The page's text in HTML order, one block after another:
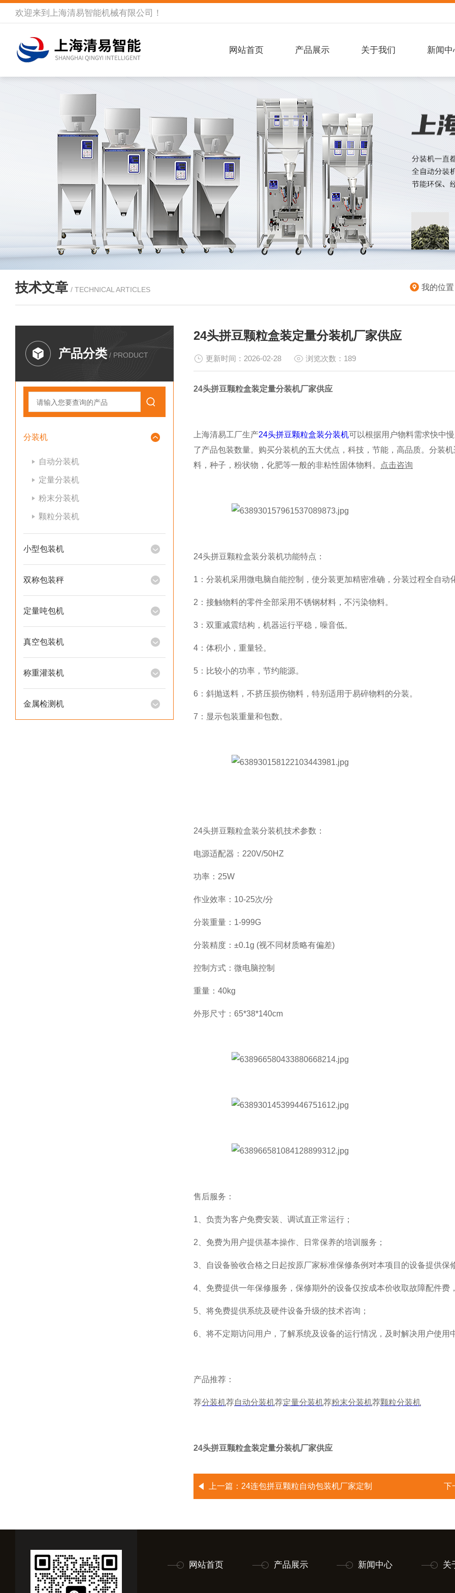
欢迎来到 上海清易智能机械有限公司 ！
网站首页 产品展示 关于我们 新闻中
技术文章 / TECHNICAL ARTICLES 我的位
产品分类 / PRODUCT
分装机
自动分装机
定量分装机
粉末分装机
颗粒分装机
小型包装机
双称包装秤
定量吨包机
真空包装机
称重灌装机
金属检测机
24头拼豆颗粒盒装定量分装机厂家供应
更新时间：2026-02-28 浏览次数：189
24头拼豆颗粒盒装定量分装机厂家供应
上海清易工厂生产24头拼豆颗粒盒装分装机可以根据用户物料需求快中
了产品包装数量。购买分装机的五大优点，科技，节能，高品质。分装
料，种子，粉状物，化肥等一般的非粘性固体物料。
点击咨询
24头拼豆颗粒盒装分装机功能特点：
1：分装机采用微电脑自能控制，使分装更加精密准确，分装过程全自动
2：接触物料的零件全部采用不锈钢材料，不污染物料。
3：双重减震结构，机器运行平稳，噪音低。
4：体积小，重量轻。
5：比较小的功率，节约能源。
6：斜抛送料，不挤压损伤物料，特别适用于易碎物料的分装。
7：显示包装重量和包数。
24头拼豆颗粒盒装分装机技术参数：
电源适配器：220V/50HZ
功率：25W
作业效率：10-25次/分
分装重量：1-999G
分装精度：±0.1g (视不同材质略有偏差)
控制方式：微电脑控制
重量：40kg
外形尺寸：65*38*140cm
售后服务：
1、负责为客户免费安装、调试直正常运行；
2、免费为用户提供基本操作、日常保养的培训服务；
3、自设备验收合格之日起按原厂家标准保修条例对本项目的设备提供保
4、免费提供一年保修服务，保修期外的设备仅按成本价收取故障配件费
5、将免费提供系统及硬件设备升级的技术咨询；
6、将不定期访问用户，了解系统及设备的运行情况，及时解决用户使用
产品推荐：
荐分装机荐自动分装机荐定量分装机荐粉末分装机荐颗粒分装机
24头拼豆颗粒盒装定量分装机厂家供应
上一篇： 24连包拼豆颗粒自动包装机厂家定制 下
网站首页 产品展示 新闻中心 关